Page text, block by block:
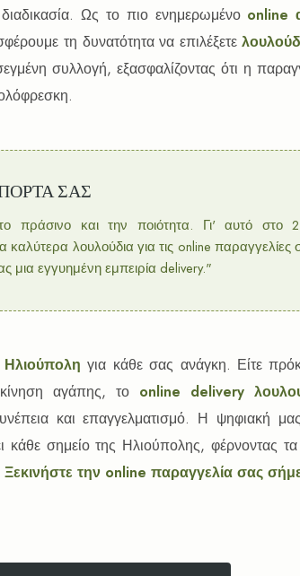
Ως το πιο ενημερωμένο online
τη δυνατότητα να επιλέξετε
συλλογή, εξασφαλίζοντας ότι η
ΣΑΣ
πράσινο και την ποιότητα. Γι' αυτό στο
καλύτερα λουλούδια για τις online παραγγελίες
μια εγγυημένη εμπειρία delivery."
για κάθε σας ανάγκη. Είτε
αγάπης, το online delivery
και επαγγελματισμό. Η ψηφιακή
κάθε σημείο της Ηλιούπολης, φέρνοντας
Ξεκινήστε την online παραγγελία σας